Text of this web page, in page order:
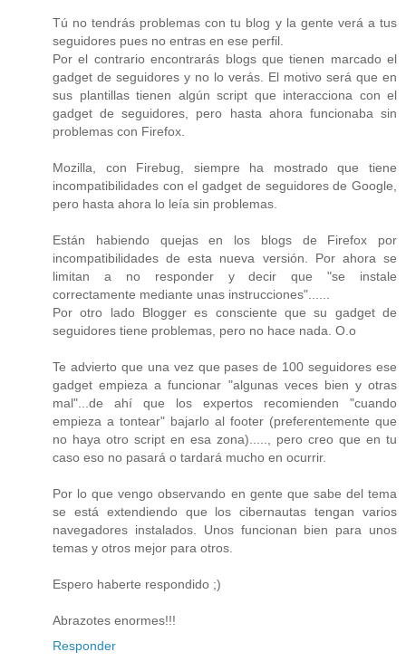
Tú no tendrás problemas con tu blog y la gente verá a tus
seguidores pues no entras en ese perfil.
Por el contrario encontrarás blogs que tienen marcado el
gadget de seguidores y no lo verás. El motivo será que en
sus plantillas tienen algún script que interacciona con el
gadget de seguidores, pero hasta ahora funcionaba sin
problemas con Firefox.
Mozilla, con Firebug, siempre ha mostrado que tiene
incompatibilidades con el gadget de seguidores de Google,
pero hasta ahora lo leía sin problemas.
Están habiendo quejas en los blogs de Firefox por
incompatibilidades de esta nueva versión. Por ahora se
limitan a no responder y decir que "se instale
correctamente mediante unas instrucciones"......
Por otro lado Blogger es consciente que su gadget de
seguidores tiene problemas, pero no hace nada. O.o
Te advierto que una vez que pases de 100 seguidores ese
gadget empieza a funcionar "algunas veces bien y otras
mal"...de ahí que los expertos recomienden "cuando
empieza a tontear" bajarlo al footer (preferentemente que
no haya otro script en esa zona)....., pero creo que en tu
caso eso no pasará o tardará mucho en ocurrir.
Por lo que vengo observando en gente que sabe del tema
se está extendiendo que los cibernautas tengan varios
navegadores instalados. Unos funcionan bien para unos
temas y otros mejor para otros.
Espero haberte respondido ;)
Abrazotes enormes!!!
Responder